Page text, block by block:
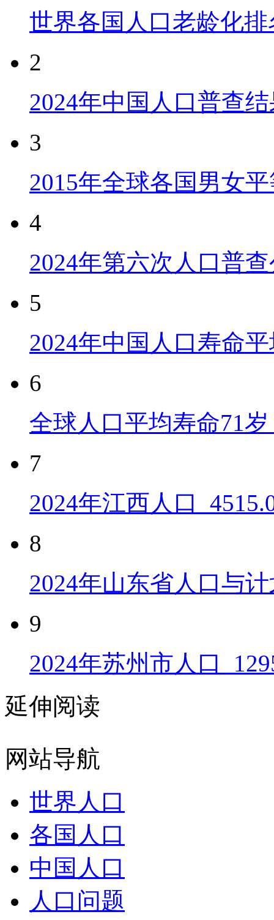
世界各国人口老龄化
2
2024年中国人口普查
3
2015年全球各国男女
4
2024年第六次人口普
5
2024年中国人口寿命
6
全球人口平均寿命71
7
2024年江西人口
8
2024年山东省人口与
9
2024年苏州市人口
延伸阅读
网站导航
世界人口
各国人口
中国人口
人口问题